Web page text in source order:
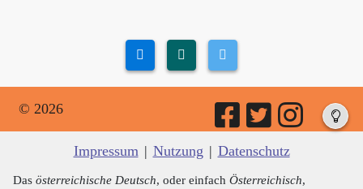
© 2026
Impressum | Nutzung | Datenschutz
Das österreichische Deutsch, oder einfach Österreichisch,